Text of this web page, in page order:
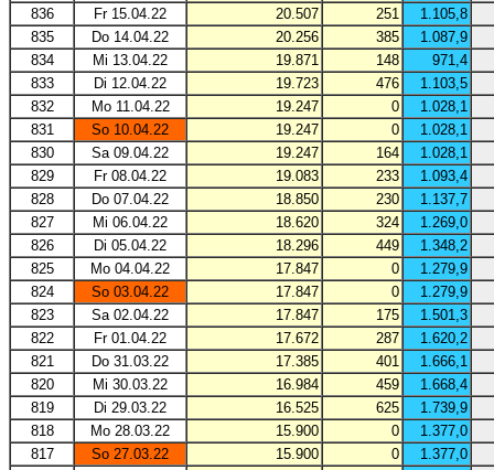
836
Fr 15.04.22 20.507 251
1.105,8
835
Do 14.04.22 20.256 385
1.087,9
834
Mi 13.04.22 19.871 148
971,4
833
Di 12.04.22 19.723 476
1.103,5
832
Mo 11.04.22 19.247 0
1.028,1
831
So 10.04.22 19.247 0
1.028,1
830
Sa 09.04.22 19.247 164
1.028,1
829
Fr 08.04.22 19.083 233
1.093,4
828
Do 07.04.22 18.850 230
1.137,7
827
Mi 06.04.22 18.620 324
1.269,0
826
Di 05.04.22 18.296 449
1.348,2
825
Mo 04.04.22 17.847 0
1.279,9
824
So 03.04.22 17.847 0
1.279,9
823
Sa 02.04.22 17.847 175
1.501,3
822
Fr 01.04.22 17.672 287
1.620,2
821
Do 31.03.22 17.385 401
1.666,1
820
Mi 30.03.22 16.984 459
1.668,4
819
Di 29.03.22 16.525 625
1.739,9
818
Mo 28.03.22 15.900 0
1.377,0
817
So 27.03.22 15.900 0
1.377,0